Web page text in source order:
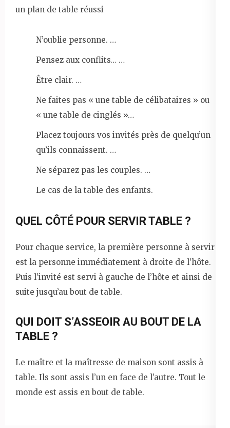
un plan de table réussi
N’oublie personne. …
Pensez aux conflits… …
Être clair. …
Ne faites pas « une table de célibataires » ou
« une table de cinglés »…
Placez toujours vos invités près de quelqu’un
qu’ils connaissent. …
Ne séparez pas les couples. …
Le cas de la table des enfants.
QUEL CÔTÉ POUR SERVIR TABLE ?
Pour chaque service, la première personne à servir
est la personne immédiatement à droite de l’hôte.
Puis l’invité est servi à gauche de l’hôte et ainsi de
suite jusqu’au bout de table.
QUI DOIT S’ASSEOIR AU BOUT DE LA
TABLE ?
Le maître et la maîtresse de maison sont assis à
table. Ils sont assis l’un en face de l’autre. Tout le
monde est assis en bout de table.